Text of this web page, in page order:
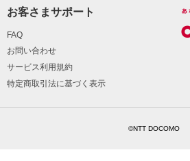
お客さまサポート
FAQ
お問い合わせ
サービス利用規約
特定商取引法に基づく表示
©NTT DOCOMO